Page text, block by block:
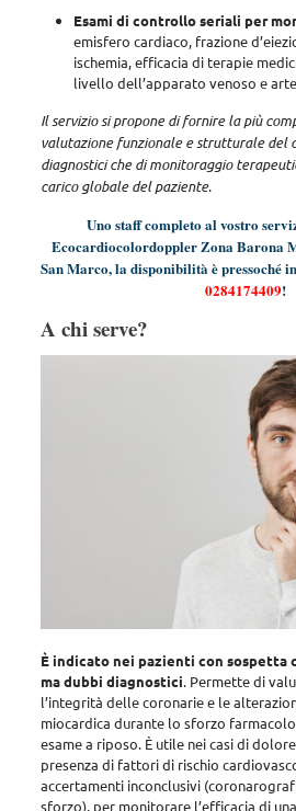
Esami di controllo seriali per
emisfero cardiaco, frazione
ischemia, efficacia di terapie
livello dell’apparato venoso e
Il servizio si propone di fornire la più
valutazione funzionale e strutturale del
diagnostici che di monitoraggio
carico globale del paziente.
Uno staff completo al vostro
Ecocardiocolordoppler Zona Barona
San Marco, la disponibilità è pressoché
0284174409!
A chi serve?
È indicato nei pazienti con sospetta
ma dubbi diagnostici. Permette di
l’integrità delle coronarie e le
miocardica durante lo sforzo
esame a riposo. È utile nei casi di
presenza di fattori di rischio
accertamenti inconclusivi
sforzo), per monitorare l’efficacia di